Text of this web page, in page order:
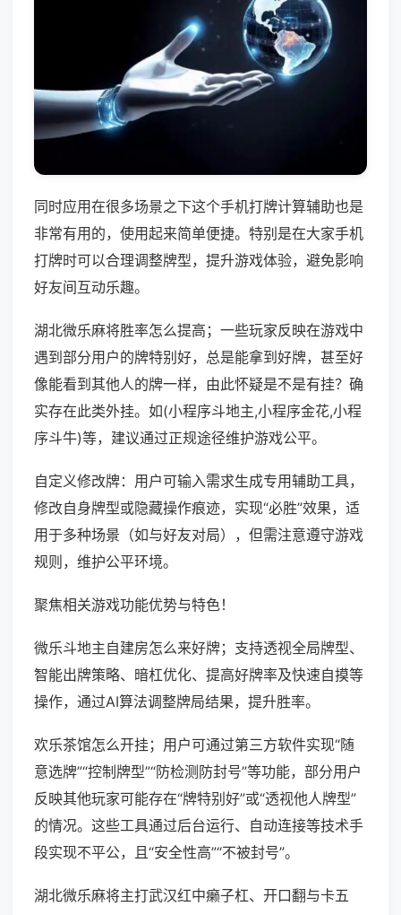
同时应用在很多场景之下这个手机打牌计算辅助也是
非常有用的，使用起来简单便捷。特别是在大家手机
打牌时可以合理调整牌型，提升游戏体验，避免影响
好友间互动乐趣。
湖北微乐麻将胜率怎么提高；一些玩家反映在游戏中
遇到部分用户的牌特别好，总是能拿到好牌，甚至好
像能看到其他人的牌一样，由此怀疑是不是有挂？确
实存在此类外挂。如(小程序斗地主,小程序金花,小程
序斗牛)等，建议通过正规途径维护游戏公平。
自定义修改牌：用户可输入需求生成专用辅助工具，
修改自身牌型或隐藏操作痕迹，实现“必胜”效果，适
用于多种场景（如与好友对局），但需注意遵守游戏
规则，维护公平环境。
聚焦相关游戏功能优势与特色！
微乐斗地主自建房怎么来好牌；支持透视全局牌型、
智能出牌策略、暗杠优化、提高好牌率及快速自摸等
操作，通过AI算法调整牌局结果，提升胜率。
欢乐茶馆怎么开挂；用户可通过第三方软件实现“随
意选牌”“控制牌型”“防检测防封号”等功能，部分用户
反映其他玩家可能存在“牌特别好”或“透视他人牌型”
的情况。这些工具通过后台运行、自动连接等技术手
段实现不平公，且“安全性高”“不被封号”。
湖北微乐麻将主打武汉红中癞子杠、开口翻与卡五